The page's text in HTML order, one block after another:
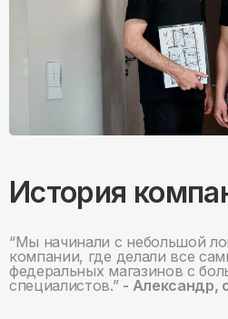
История
“Мы начинали с небольшой
компании, где делали все
федеральных магазинов с
специалистов.” - Александр,